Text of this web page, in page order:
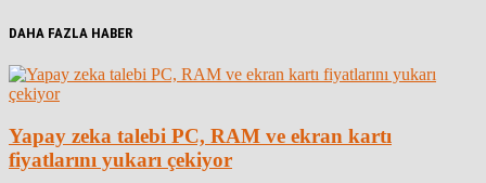
DAHA FAZLA HABER
Yapay zeka talebi PC, RAM ve ekran kartı
fiyatlarını yukarı çekiyor